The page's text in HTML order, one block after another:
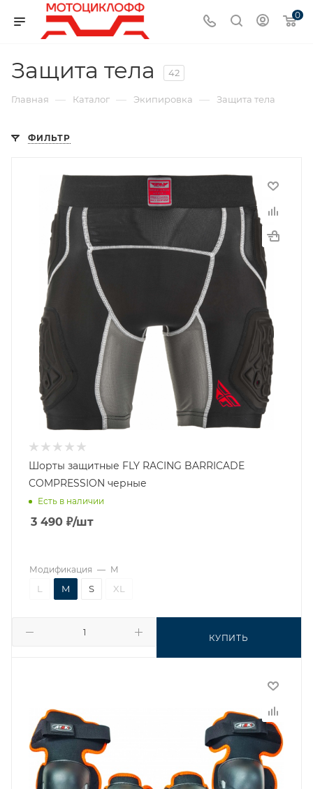
0
Защита тела 42
Главная — Каталог — Экипировка — Защита тела
ФИЛЬТР
Шорты защитные FLY RACING BARRICADE
COMPRESSION черные
Есть в наличии
3 490 ₽/шт
КУПИТЬ
Модификация — M
L M S XL